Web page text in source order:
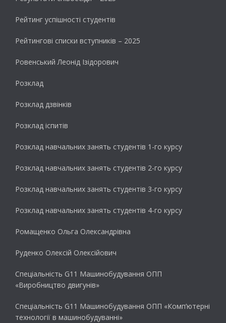
Рейтинг успішності студентів
Рейтингові списки вступників – 2025
Ровенський Леонід Ізідорович
Розклад
Розклад дзвінків
Розклад іспитів
Розклад навчальних занять студентів 1-го курсу
Розклад навчальних занять студентів 2-го курсу
Розклад навчальних занять студентів 3-го курсу
Розклад навчальних занять студентів 4-го курсу
Ромащенко Ольга Олександрівна
Руденко Олексій Олексійович
Спеціальність G11 Машинобудування ОПП
«Виробництво двигунів»
Спеціальність G11 Машинобудування ОПП «Комп’ютерні
технології в машинобудуванні»